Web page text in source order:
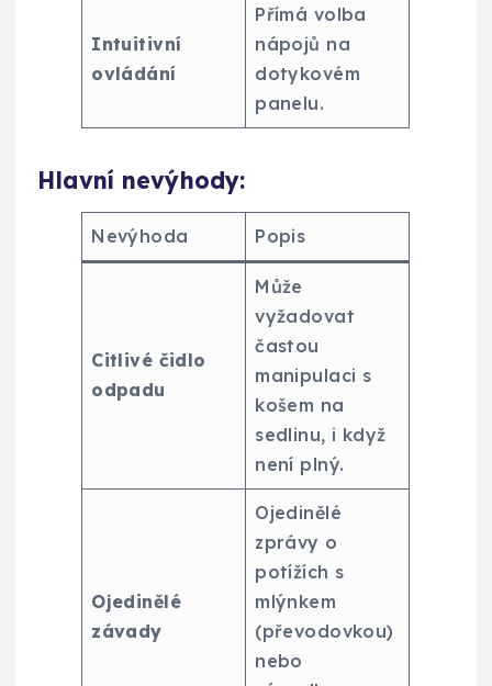
Intuitivní
ovládání
Přímá volba
nápojů na
dotykovém
panelu.
Hlavní nevýhody:
Nevýhoda Popis
Citlivé čidlo
odpadu
Může
vyžadovat
častou
manipulaci s
košem na
sedlinu, i když
není plný.
Ojedinělé
závady
Ojedinělé
zprávy o
potížích s
mlýnkem
(převodovkou)
nebo